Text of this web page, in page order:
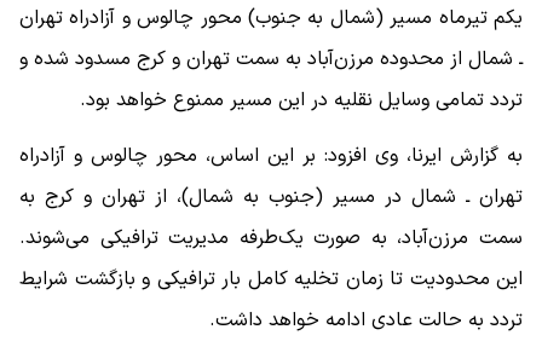
یکم تیرماه مسیر (شمال به جنوب) محور چالوس و آزادراه تهران
ـ شمال از محدوده مرزن‌آباد به سمت تهران و کرج مسدود شده و
تردد تمامی وسایل نقلیه در این مسیر ممنوع خواهد بود.
به گزارش ایرنا، وی افزود: بر این اساس، محور چالوس و آزادراه
تهران ـ شمال در مسیر (جنوب به شمال)، از تهران و کرج به
سمت مرزن‌آباد، به صورت یک‌طرفه مدیریت ترافیکی می‌شوند.
این محدودیت تا زمان تخلیه کامل بار ترافیکی و بازگشت شرایط
تردد به حالت عادی ادامه خواهد داشت.